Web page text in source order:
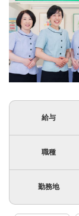
給与
職種
勤務地